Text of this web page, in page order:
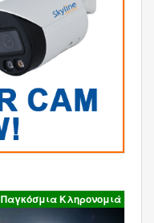
Παγκόσμια Κληρονομιά